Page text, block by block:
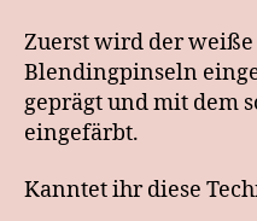
Zuerst wird der
Blendingpinseln
geprägt und mit dem
eingefärbt.
Kanntet ihr diese